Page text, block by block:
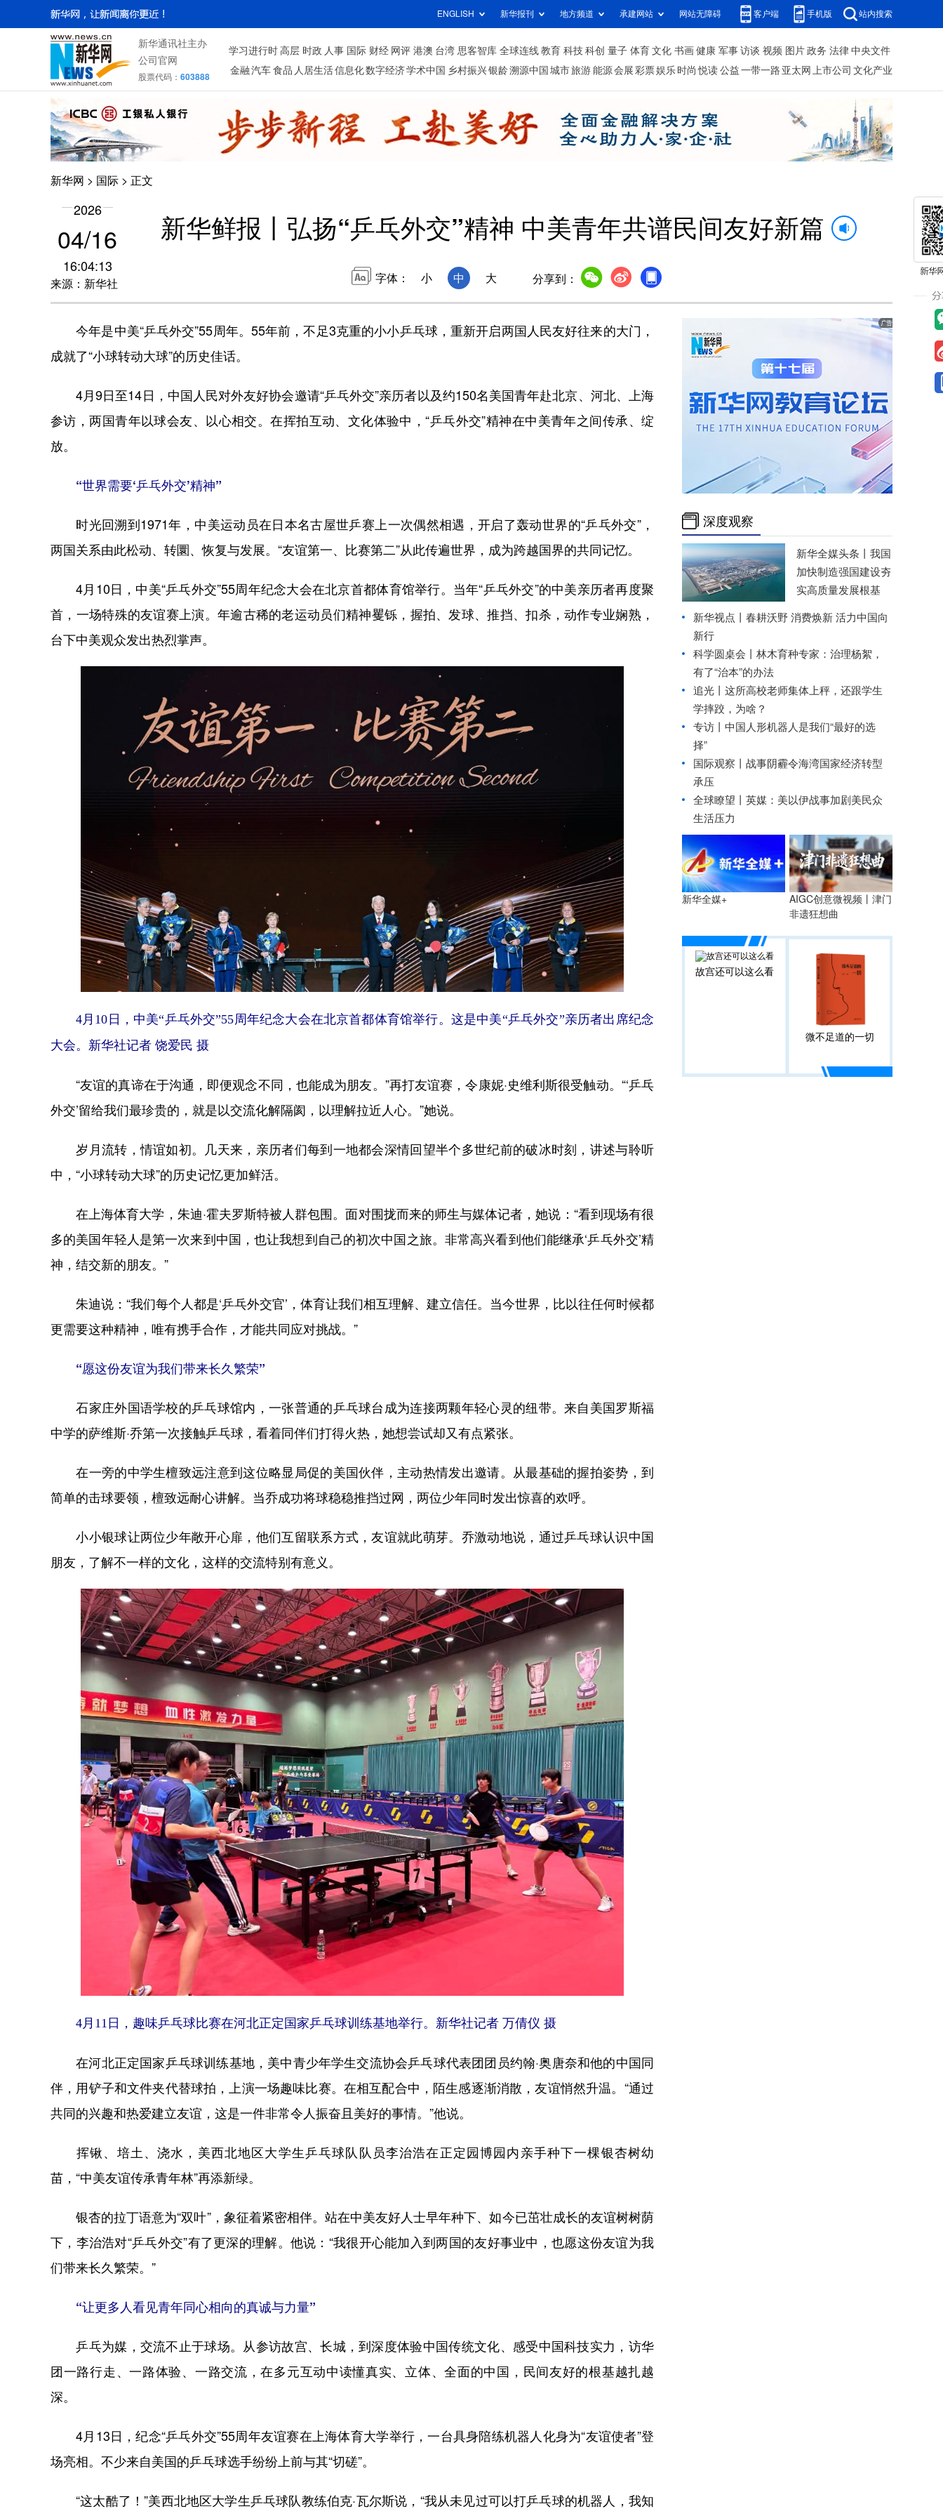
ENGLISH 新华报刊 地方频道 承建网站 网站无障碍 客户端 手机版 站内搜索
新华通讯社主办
公司官网
股票代码： 603888
学习进行时 高层 时政 人事 国际 财经 网评 港澳 台湾 思客智库 全球连线 教育 科技 科创 量子 体育 文化 书画 健康 军事 访谈 视频 图片 政务 法律 中央文件
金融 汽车 食品 人居生活信息化数字经济学术中国 乡村振兴银龄溯源中国 城市旅游 能源 会展 彩票娱乐 时尚 悦读 公益 一带一路 亚太网 上市公司 文化产业
新华网 > 国际 > 正文
2026
04/16
16:04:13
来源：新华社
新华鲜报丨弘扬“乒乓外交”精神 中美青年共谱民间友好新篇
字体： 小 中 大 分享到：
今年是中美“乒乓外交”55周年。55年前，不足3克重的小小乒乓球，重新开启两国人民友好往来的大门，
成就了“小球转动大球”的历史佳话。
4月9日至14日，中国人民对外友好协会邀请“乒乓外交”亲历者以及约150名美国青年赴北京、河北、上海
参访，两国青年以球会友、以心相交。在挥拍互动、文化体验中，“乒乓外交”精神在中美青年之间传承、绽
放。
“世界需要‘乒乓外交’精神”
时光回溯到1971年，中美运动员在日本名古屋世乒赛上一次偶然相遇，开启了轰动世界的“乒乓外交”，
两国关系由此松动、转圜、恢复与发展。“友谊第一、比赛第二”从此传遍世界，成为跨越国界的共同记忆。
4月10日，中美“乒乓外交”55周年纪念大会在北京首都体育馆举行。当年“乒乓外交”的中美亲历者再度聚
首，一场特殊的友谊赛上演。年逾古稀的老运动员们精神矍铄，握拍、发球、推挡、扣杀，动作专业娴熟，
台下中美观众发出热烈掌声。
4月10日，中美“乒乓外交”55周年纪念大会在北京首都体育馆举行。这是中美“乒乓外交”亲历者出席纪念
大会。新华社记者 饶爱民 摄
“友谊的真谛在于沟通，即便观念不同，也能成为朋友。”再打友谊赛，令康妮·史维利斯很受触动。“‘乒乓
外交’留给我们最珍贵的，就是以交流化解隔阂，以理解拉近人心。”她说。
岁月流转，情谊如初。几天来，亲历者们每到一地都会深情回望半个多世纪前的破冰时刻，讲述与聆听
中，“小球转动大球”的历史记忆更加鲜活。
在上海体育大学，朱迪·霍夫罗斯特被人群包围。面对围拢而来的师生与媒体记者，她说：“看到现场有很
多的美国年轻人是第一次来到中国，也让我想到自己的初次中国之旅。非常高兴看到他们能继承‘乒乓外交’精
神，结交新的朋友。”
朱迪说：“我们每个人都是‘乒乓外交官’，体育让我们相互理解、建立信任。当今世界，比以往任何时候都
更需要这种精神，唯有携手合作，才能共同应对挑战。”
“愿这份友谊为我们带来长久繁荣”
石家庄外国语学校的乒乓球馆内，一张普通的乒乓球台成为连接两颗年轻心灵的纽带。来自美国罗斯福
中学的萨维斯·乔第一次接触乒乓球，看着同伴们打得火热，她想尝试却又有点紧张。
在一旁的中学生檀致远注意到这位略显局促的美国伙伴，主动热情发出邀请。从最基础的握拍姿势，到
简单的击球要领，檀致远耐心讲解。当乔成功将球稳稳推挡过网，两位少年同时发出惊喜的欢呼。
小小银球让两位少年敞开心扉，他们互留联系方式，友谊就此萌芽。乔激动地说，通过乒乓球认识中国
朋友，了解不一样的文化，这样的交流特别有意义。
4月11日，趣味乒乓球比赛在河北正定国家乒乓球训练基地举行。新华社记者 万倩仪 摄
在河北正定国家乒乓球训练基地，美中青少年学生交流协会乒乓球代表团团员约翰·奥唐奈和他的中国同
伴，用铲子和文件夹代替球拍，上演一场趣味比赛。在相互配合中，陌生感逐渐消散，友谊悄然升温。“通过
共同的兴趣和热爱建立友谊，这是一件非常令人振奋且美好的事情。”他说。
挥锹、培土、浇水，美西北地区大学生乒乓球队队员李治浩在正定园博园内亲手种下一棵银杏树幼
苗，“中美友谊传承青年林”再添新绿。
银杏的拉丁语意为“双叶”，象征着紧密相伴。站在中美友好人士早年种下、如今已茁壮成长的友谊树树荫
下，李治浩对“乒乓外交”有了更深的理解。他说：“我很开心能加入到两国的友好事业中，也愿这份友谊为我
们带来长久繁荣。”
“让更多人看见青年同心相向的真诚与力量”
乒乓为媒，交流不止于球场。从参访故宫、长城，到深度体验中国传统文化、感受中国科技实力，访华
团一路行走、一路体验、一路交流，在多元互动中读懂真实、立体、全面的中国，民间友好的根基越扎越
深。
4月13日，纪念“乒乓外交”55周年友谊赛在上海体育大学举行，一台具身陪练机器人化身为“友谊使者”登
场亮相。不少来自美国的乒乓球选手纷纷上前与其“切磋”。
“这太酷了！”美西北地区大学生乒乓球队教练伯克·瓦尔斯说，“我从未见过可以打乒乓球的机器人，我知
深度观察
新华全媒头条丨 我国
加快制造强国建设夯
实高质量发展根基
新华视点丨 春耕沃野 消费焕新 活力中国向
新行
科学圆桌会丨林木育种专家：治理杨絮，
有了“治本”的办法
追光丨 这所高校老师集体上秤，还跟学生
学摔跤，为啥？
专访丨中国人形机器人是我们“最好的选
择”
国际观察丨战事阴霾令海湾国家经济转型
承压
全球瞭望丨英媒：美以伊战事加剧美民众
生活压力
新华全媒+
AIGC创意微视频丨津门
非遗狂想曲
故宫还可以这么看
微不足道的一切